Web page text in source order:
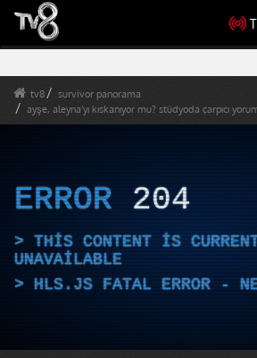
tv8
survivor panorama
ayşe, aleyna'yı kıskanıyor mu? stüdyoda çarpıcı
ERROR 204
THIS CONTENT IS
UNAVAILABLE
HLS.JS FATAL ERROR -